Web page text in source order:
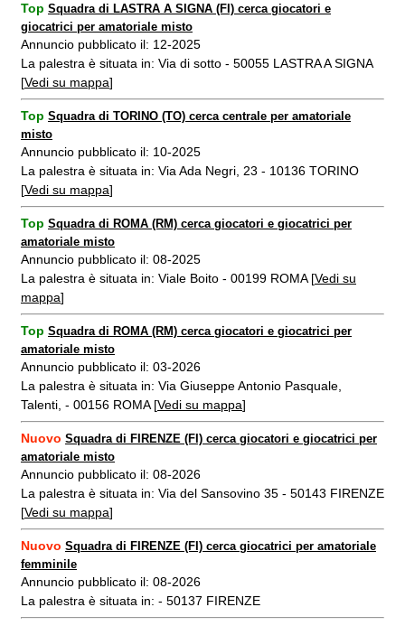
Top Squadra di LASTRA A SIGNA (FI) cerca giocatori e
giocatrici per amatoriale misto
Annuncio pubblicato il: 12-2025
La palestra è situata in: Via di sotto - 50055 LASTRA A SIGNA
[Vedi su mappa]
Top Squadra di TORINO (TO) cerca centrale per amatoriale
misto
Annuncio pubblicato il: 10-2025
La palestra è situata in: Via Ada Negri, 23 - 10136 TORINO
[Vedi su mappa]
Top Squadra di ROMA (RM) cerca giocatori e giocatrici per
amatoriale misto
Annuncio pubblicato il: 08-2025
La palestra è situata in: Viale Boito - 00199 ROMA [Vedi su
mappa]
Top Squadra di ROMA (RM) cerca giocatori e giocatrici per
amatoriale misto
Annuncio pubblicato il: 03-2026
La palestra è situata in: Via Giuseppe Antonio Pasquale,
Talenti, - 00156 ROMA [Vedi su mappa]
Nuovo Squadra di FIRENZE (FI) cerca giocatori e giocatrici per
amatoriale misto
Annuncio pubblicato il: 08-2026
La palestra è situata in: Via del Sansovino 35 - 50143 FIRENZE
[Vedi su mappa]
Nuovo Squadra di FIRENZE (FI) cerca giocatrici per amatoriale
femminile
Annuncio pubblicato il: 08-2026
La palestra è situata in: - 50137 FIRENZE